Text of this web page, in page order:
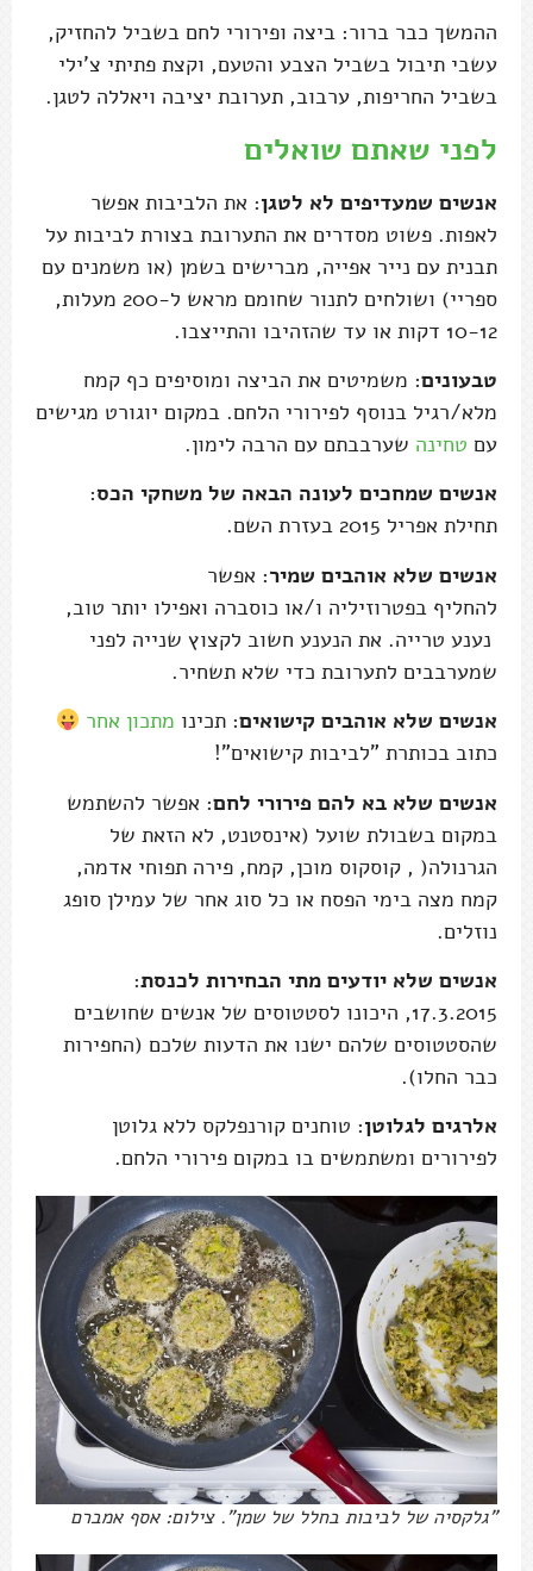
ההמשך כבר ברור: ביצה ופירורי לחם בשביל להחזיק,
עשבי תיבול בשביל הצבע והטעם, וקצת פתיתי צ'ילי
בשביל החריפות, ערבוב, תערובת יציבה ויאללה לטגן.
לפני שאתם שואלים
אנשים שמעדיפים לא לטגן: את הלביבות אפשר
לאפות. פשוט מסדרים את התערובת בצורת לביבות על
תבנית עם נייר אפייה, מברישים בשמן (או משמנים עם
ספריי) ושולחים לתנור שחומם מראש ל-200 מעלות,
10-12 דקות או עד שהזהיבו והתייצבו.
טבעונים: משמיטים את הביצה ומוסיפים כף קמח
מלא/רגיל בנוסף לפירורי הלחם. במקום יוגורט מגישים
עם טחינה שערבבתם עם הרבה לימון.
אנשים שמחכים לעונה הבאה של משחקי הכס:
תחילת אפריל 2015 בעזרת השם.
אנשים שלא אוהבים שמיר: אפשר
להחליף בפטרוזיליה ו/או כוסברה ואפילו יותר טוב,
נענע טרייה. את הנענע חשוב לקצוץ שנייה לפני
שמערבבים לתערובת כדי שלא תשחיר.
אנשים שלא אוהבים קישואים: תכינו מתכון אחר
כתוב בכותרת "לביבות קישואים"!
אנשים שלא בא להם פירורי לחם: אפשר להשתמש
במקום בשבולת שועל (אינסטנט, לא הזאת של
הגרנולה( , קוסקוס מוכן, קמח, פירה תפוחי אדמה,
קמח מצה בימי הפסח או כל סוג אחר של עמילן סופג
נוזלים.
אנשים שלא יודעים מתי הבחירות לכנסת:
17.3.2015, היכונו לסטטוסים של אנשים שחושבים
שהסטטוסים שלהם ישנו את הדעות שלכם (החפירות
כבר החלו).
אלרגים לגלוטן: טוחנים קורנפלקס ללא גלוטן
לפירורים ומשתמשים בו במקום פירורי הלחם.
"גלקסיה של לביבות בחלל של שמן". צילום: אסף אמברם